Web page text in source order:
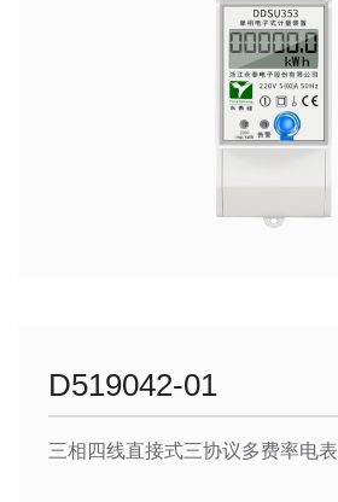
D519042-01
三相四线直接式三协议多费率电表